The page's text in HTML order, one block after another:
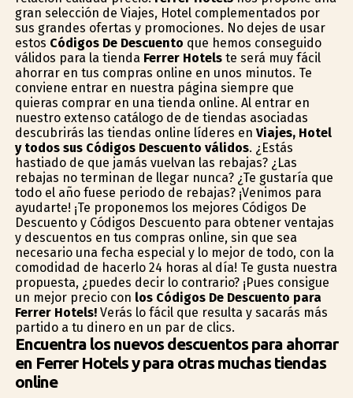
gran selección de Viajes, Hotel complementados por
sus grandes ofertas y promociones. No dejes de usar
estos Códigos De Descuento que hemos conseguido
válidos para la tienda Ferrer Hotelste será muy fácil
ahorrar en tus compras online en unos minutos. Te
conviene entrar en nuestra página siempre que
quieras comprar en una tienda online. Al entrar en
nuestro extenso catálogo de de tiendas asociadas
descubrirás las tiendas online líderes en Viajes, Hotel
y todos sus Códigos Descuento válidos. ¿Estás
hastiado de que jamás vuelvan las rebajas? ¿Las
rebajas no terminan de llegar nunca? ¿Te gustaría que
todo el año fuese periodo de rebajas? ¡Venimos para
ayudarte! ¡Te proponemos los mejores Códigos De
Descuento y Códigos Descuento para obtener ventajas
y descuentos en tus compras online, sin que sea
necesario una fecha especial y lo mejor de todo, con la
comodidad de hacerlo 24 horas al día! Te gusta nuestra
propuesta, ¿puedes decir lo contrario? ¡Pues consigue
un mejor precio con los Códigos De Descuento para
Ferrer Hotels!Verás lo fácil que resulta y sacarás más
partido a tu dinero en un par de clics.
Encuentra los nuevos descuentos para ahorrar
en Ferrer Hotels y para otras muchas tiendas
online